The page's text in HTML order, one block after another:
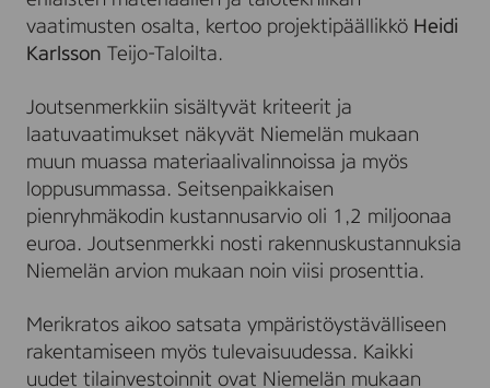
vaatimusten osalta, kertoo projektipäällikkö Heidi
Karlsson Teijo-Taloilta.
Joutsenmerkkiin sisältyvät kriteerit ja
laatuvaatimukset näkyvät Niemelän mukaan
muun muassa materiaalivalinnoissa ja myös
loppusummassa. Seitsenpaikkaisen
pienryhmäkodin kustannusarvio oli 1,2 miljoonaa
euroa. Joutsenmerkki nosti rakennuskustannuksia
Niemelän arvion mukaan noin viisi prosenttia.
Merikratos aikoo satsata ympäristöystävälliseen
rakentamiseen myös tulevaisuudessa. Kaikki
uudet tilainvestoinnit ovat Niemelän mukaan